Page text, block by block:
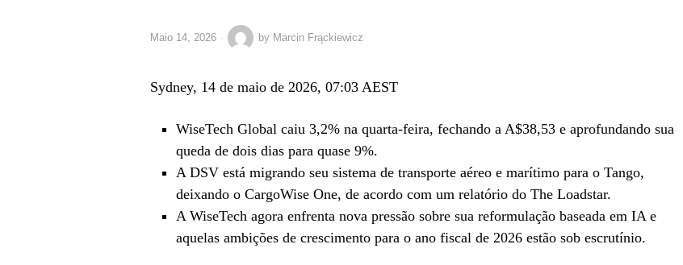
Maio 14, 2026 by Marcin Frąckiewicz
Sydney, 14 de maio de 2026, 07:03 AEST
WiseTech Global caiu 3,2% na quarta-feira, fechando a A$38,53 e aprofundando sua
queda de dois dias para quase 9%.
A DSV está migrando seu sistema de transporte aéreo e marítimo para o Tango,
deixando o CargoWise One, de acordo com um relatório do The Loadstar.
A WiseTech agora enfrenta nova pressão sobre sua reformulação baseada em IA e
aquelas ambições de crescimento para o ano fiscal de 2026 estão sob escrutínio.